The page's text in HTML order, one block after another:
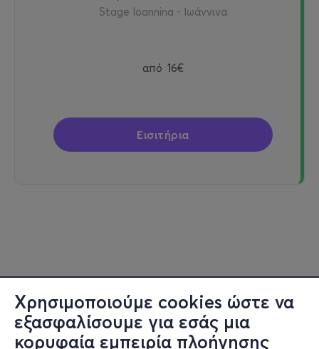
Χρησιμοποιούμε cookies ώστε να
εξασφαλίσουμε για εσάς μια
κορυφαία εμπειρία πλοήγησης
Stage Ioannina - Ιωάννινα
από 16€
Εισιτήρια